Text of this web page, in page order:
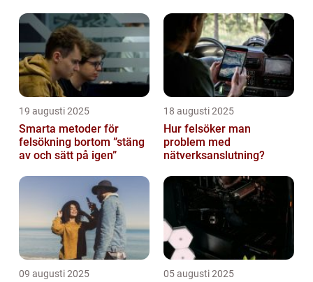
19 augusti 2025
Smarta metoder för
felsökning bortom ”stäng
av och sätt på igen”
18 augusti 2025
Hur felsöker man
problem med
nätverksanslutning?
09 augusti 2025 05 augusti 2025